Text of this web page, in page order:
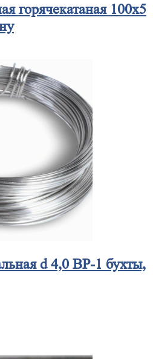
горячекатаная 100х5
d 4,0 ВР-1 бухты,